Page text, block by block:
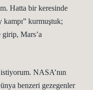
Hatta bir keresinde
kampı” kurmuştuk;
Mars’a
NASA’nın
benzeri gezegenler